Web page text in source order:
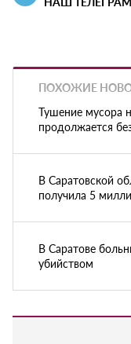
ПОХОЖИЕ
Тушение мусора
продолжается
В Саратовской
получила 5
В Саратове
убийством